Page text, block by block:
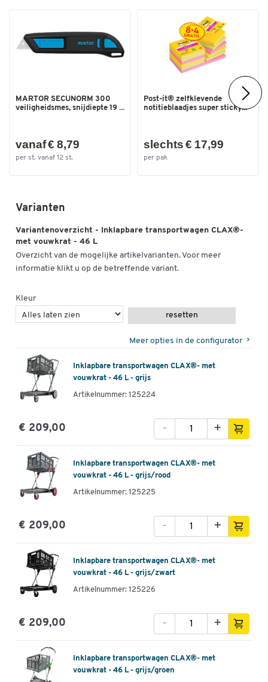
MARTOR SECUNORM 300
veiligheidsmes, snijdiepte 19 ...
vanaf € 8,79
per st. vanaf 12 st.
Post-it® zelfklevende
notitieblaadjes super sticky...
slechts € 17,99
per pak
Varianten
Variantenoverzicht - Inklapbare transportwagen CLAX®-
met vouwkrat - 46 L
Overzicht van de mogelijke artikelvarianten. Voor meer
informatie klikt u op de betreffende variant.
Kleur
resetten
Meer opties in de configurator
Inklapbare transportwagen CLAX®- met
vouwkrat - 46 L - grijs
Artikelnummer: 125224
€ 209,00 +
-
Inklapbare transportwagen CLAX®- met
vouwkrat - 46 L - grijs/rood
Artikelnummer: 125225
€ 209,00 +
-
Inklapbare transportwagen CLAX®- met
vouwkrat - 46 L - grijs/zwart
Artikelnummer: 125226
€ 209,00 +
-
Inklapbare transportwagen CLAX®- met
vouwkrat - 46 L - grijs/groen